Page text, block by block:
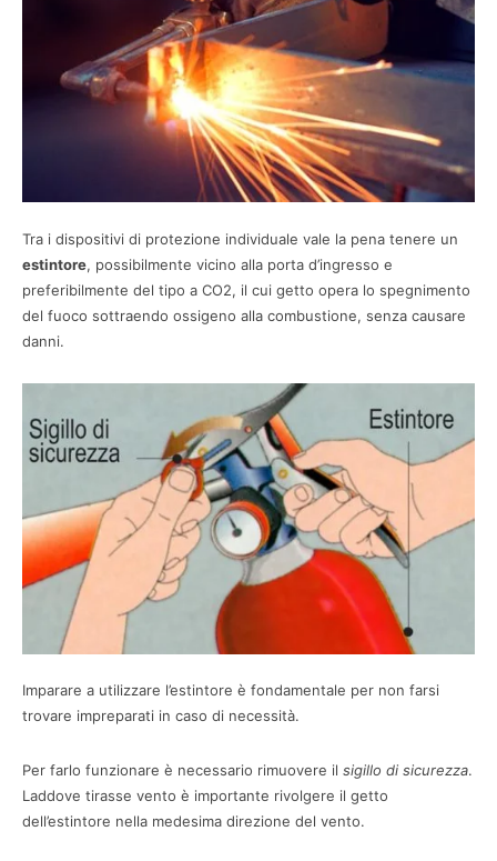
Tra i dispositivi di protezione individuale vale la pena tenere un
estintore, possibilmente vicino alla porta d’ingresso e
preferibilmente del tipo a CO2, il cui getto opera lo spegnimento
del fuoco sottraendo ossigeno alla combustione, senza causare
danni.
Imparare a utilizzare l’estintore è fondamentale per non farsi
trovare impreparati in caso di necessità.
Per farlo funzionare è necessario rimuovere il sigillo di sicurezza.
Laddove tirasse vento è importante rivolgere il getto
dell’estintore nella medesima direzione del vento.